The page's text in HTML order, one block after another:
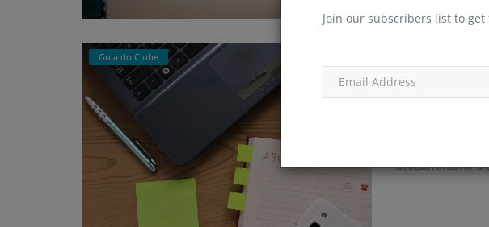
Join our subscribers list to
Guia do Clube
aumente
aplicativo. Confira